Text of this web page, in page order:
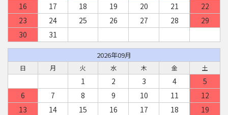
16
17 18 19 20 21
22
23
24 25 26 27 28
29
30
31
2026年09月
日 月 火 水 木 金 土
1 2 3 4
5
6
7 8 9 10 11
12
13
14 15 16 17 18
19